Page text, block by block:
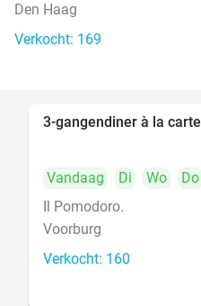
Den Haag
Verkocht: 169
3-gangendiner à la carte
Vandaag Di Wo Do
Il Pomodoro.
Voorburg
Verkocht: 160